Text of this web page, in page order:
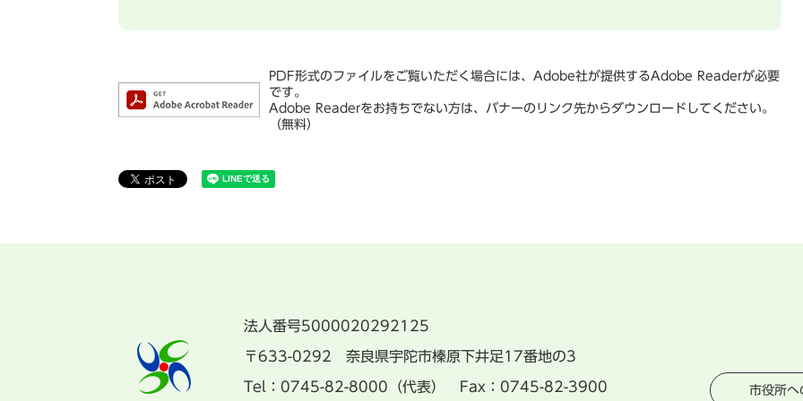
PDF形式のファイルをご覧いただく場合には、Adobe社が提供するAdobe Readerが必要
です。
Adobe Readerをお持ちでない方は、バナーのリンク先からダウンロードしてください。
（無料）
法人番号5000020292125
〒633-0292 奈良県宇陀市榛原下井足17番地の3
Tel：0745-82-8000（代表） Fax：0745-82-3900 市役所へ